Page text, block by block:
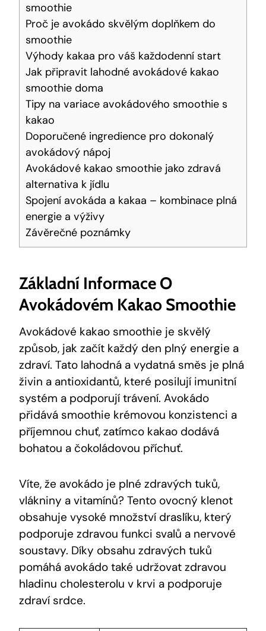
smoothie
Proč je avokádo skvělým doplňkem do
smoothie
Výhody kakaa pro váš každodenní start
Jak připravit lahodné avokádové kakao
smoothie doma
Tipy na variace avokádového smoothie s
kakao
Doporučené ingredience pro dokonalý
avokádový nápoj
Avokádové kakao ⁢smoothie jako‌ zdravá
alternativa k jídlu
Spojení avokáda a kakaa – kombinace plná⁤
energie a výživy
Závěrečné poznámky
Základní‍ Informace O
Avokádovém Kakao Smoothie
Avokádové kakao smoothie je skvělý
způsob, jak začít každý den plný⁢ energie a
zdraví. Tato ⁢lahodná a vydatná směs je ⁤plná
živin⁢ a antioxidantů, které posilují imunitní
systém a podporují trávení. Avokádo
přidává ⁤smoothie krémovou konzistenci a
příjemnou chuť, zatímco kakao dodává
‌bohatou a čokoládovou příchuť.
Víte, že avokádo je ‍plné‍ zdravých tuků,
vlákniny a vitamínů? Tento ⁢ovocný klenot
obsahuje vysoké​ množství draslíku, který
podporuje zdravou funkci svalů a nervové
soustavy. Díky obsahu zdravých tuků
pomáhá avokádo také udržovat zdravou
hladinu‌ cholesterolu v krvi a podporuje ​
zdraví srdce.